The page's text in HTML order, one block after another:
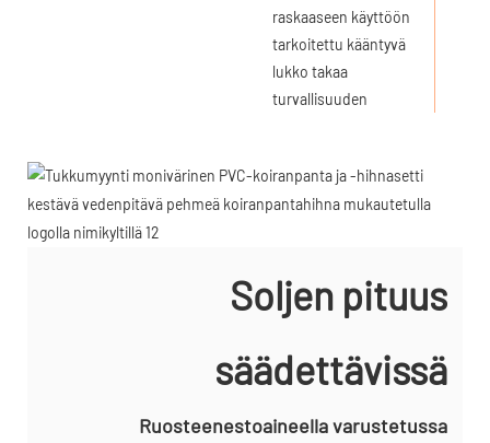
raskaaseen käyttöön
tarkoitettu kääntyvä
lukko takaa
turvallisuuden
Soljen pituus
säädettävissä
Ruosteenestoaineella varustetussa